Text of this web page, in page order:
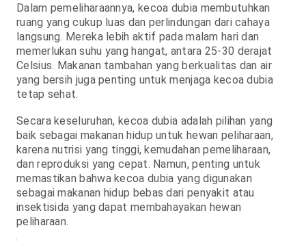
Dalam pemeliharaannya, kecoa dubia membutuhkan
ruang yang cukup luas dan perlindungan dari cahaya
langsung. Mereka lebih aktif pada malam hari dan
memerlukan suhu yang hangat, antara 25-30 derajat
Celsius. Makanan tambahan yang berkualitas dan air
yang bersih juga penting untuk menjaga kecoa dubia
tetap sehat.
Secara keseluruhan, kecoa dubia adalah pilihan yang
baik sebagai makanan hidup untuk hewan peliharaan,
karena nutrisi yang tinggi, kemudahan pemeliharaan,
dan reproduksi yang cepat. Namun, penting untuk
memastikan bahwa kecoa dubia yang digunakan
sebagai makanan hidup bebas dari penyakit atau
insektisida yang dapat membahayakan hewan
peliharaan.